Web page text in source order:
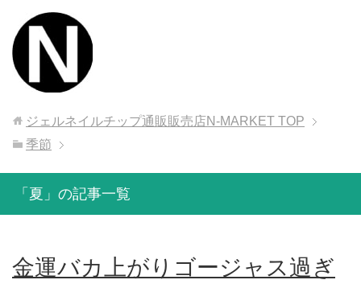
ジェルネイルチップ通販販売店N-MARKET TOP
季節
「夏」の記事一覧
金運バカ上がりゴージャス過ぎ